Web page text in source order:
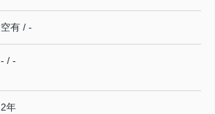
空有 / -
- / -
2年